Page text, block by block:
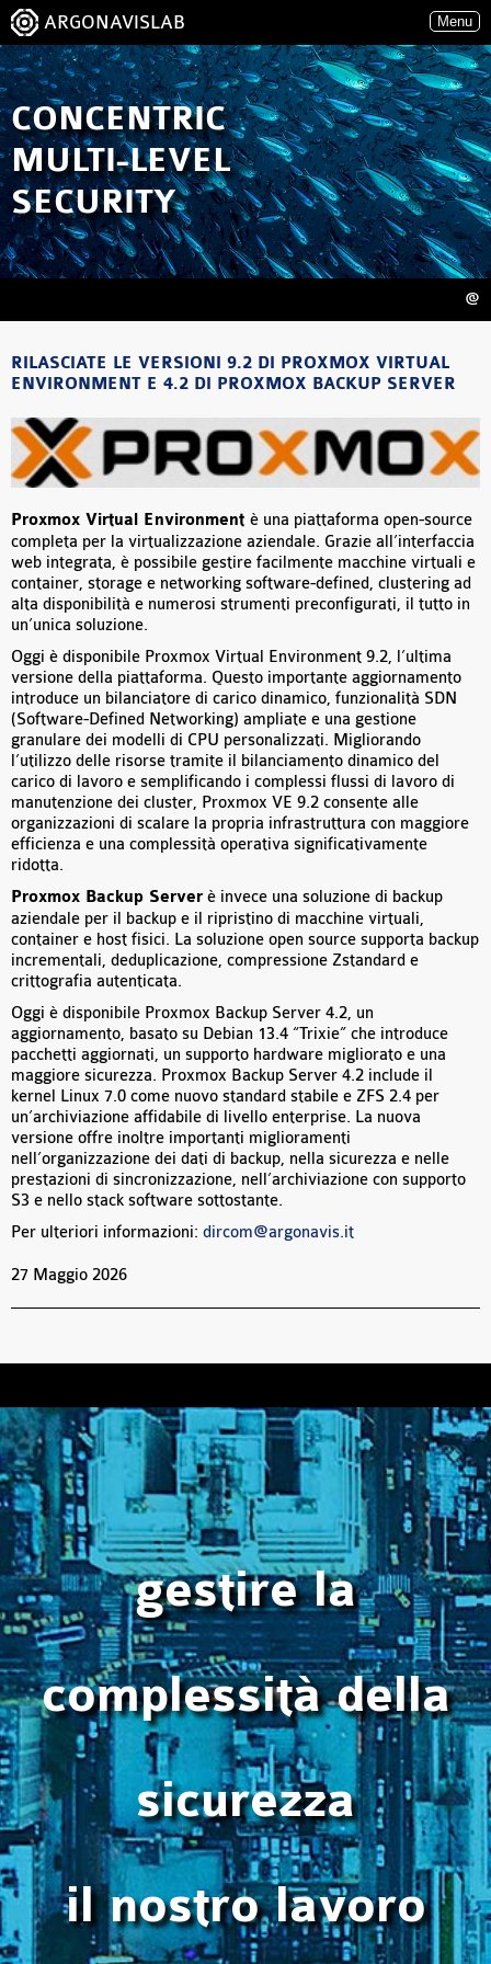
ARGONAVISLAB Menu
CONCENTRIC
MULTI-LEVEL
SECURITY
@
RILASCIATE LE VERSIONI 9.2 DI PROXMOX VIRTUAL
ENVIRONMENT E 4.2 DI PROXMOX BACKUP SERVER
Proxmox Virtual Environment è una piattaforma open-source
completa per la virtualizzazione aziendale. Grazie all’interfaccia
web integrata, è possibile gestire facilmente macchine virtuali e
container, storage e networking software-defined, clustering ad
alta disponibilità e numerosi strumenti preconfigurati, il tutto in
un’unica soluzione.
Oggi è disponibile Proxmox Virtual Environment 9.2, l’ultima
versione della piattaforma. Questo importante aggiornamento
introduce un bilanciatore di carico dinamico, funzionalità SDN
(Software-Defined Networking) ampliate e una gestione
granulare dei modelli di CPU personalizzati. Migliorando
l’utilizzo delle risorse tramite il bilanciamento dinamico del
carico di lavoro e semplificando i complessi flussi di lavoro di
manutenzione dei cluster, Proxmox VE 9.2 consente alle
organizzazioni di scalare la propria infrastruttura con maggiore
efficienza e una complessità operativa significativamente
ridotta.
Proxmox Backup Server è invece una soluzione di backup
aziendale per il backup e il ripristino di macchine virtuali,
container e host fisici. La soluzione open source supporta backup
incrementali, deduplicazione, compressione Zstandard e
crittografia autenticata.
Oggi è disponibile Proxmox Backup Server 4.2, un
aggiornamento, basato su Debian 13.4 “Trixie” che introduce
pacchetti aggiornati, un supporto hardware migliorato e una
maggiore sicurezza. Proxmox Backup Server 4.2 include il
kernel Linux 7.0 come nuovo standard stabile e ZFS 2.4 per
un’archiviazione affidabile di livello enterprise. La nuova
versione offre inoltre importanti miglioramenti
nell’organizzazione dei dati di backup, nella sicurezza e nelle
prestazioni di sincronizzazione, nell’archiviazione con supporto
S3 e nello stack software sottostante.
Per ulteriori informazioni: dircom@argonavis.it
27 Maggio 2026
gestire la
complessità della
sicurezza
il nostro lavoro